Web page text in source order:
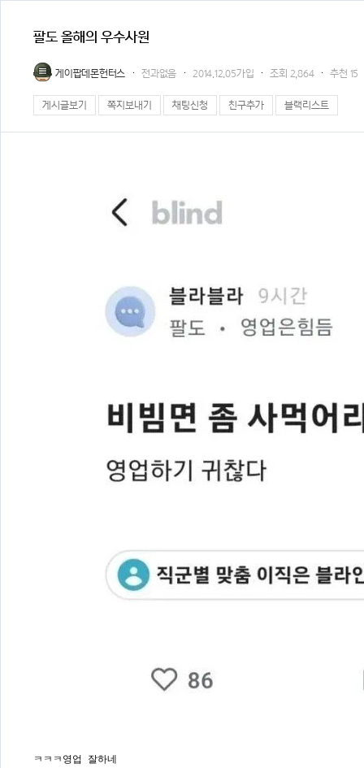
팔도 올해의 우수사원
게이팝데몬헌터스 전과없음 2014.12.05가입 조회 2,864 추천 15
게시글보기 쪽지보내기 채팅신청 친구추가 블랙리스트
ㅋㅋㅋ영업 잘하네